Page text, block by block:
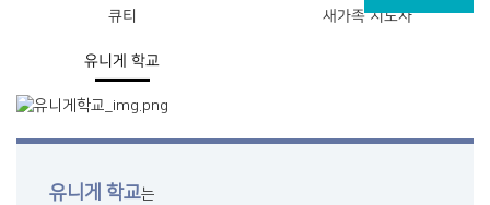
큐티 새가족 지도자
유니게 학교
유니게 학교는